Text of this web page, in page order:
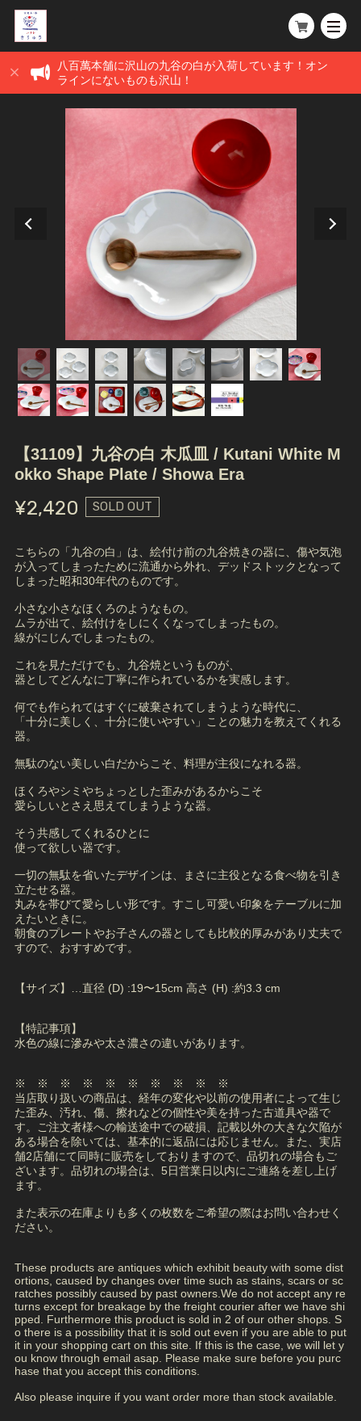
八百萬本舗に沢山の九谷の白が入荷しています！オン
ラインにないものも沢山！
【31109】九谷の白 木瓜皿 / Kutani White M
okko Shape Plate / Showa Era
¥2,420 SOLD OUT
こちらの「九谷の白」は、絵付け前の九谷焼きの器に、傷や気泡
が入ってしまったために流通から外れ、デッドストックとなって
しまった昭和30年代のものです。
小さな小さなほくろのようなもの。
ムラが出て、絵付けをしにくくなってしまったもの。
線がにじんでしまったもの。
これを見ただけでも、九谷焼というものが、
器としてどんなに丁寧に作られているかを実感します。
何でも作られてはすぐに破棄されてしまうような時代に、
「十分に美しく、十分に使いやすい」ことの魅力を教えてくれる
器。
無駄のない美しい白だからこそ、料理が主役になれる器。
ほくろやシミやちょっとした歪みがあるからこそ
愛らしいとさえ思えてしまうような器。
そう共感してくれるひとに
使って欲しい器です。
一切の無駄を省いたデザインは、まさに主役となる食べ物を引き
立たせる器。
丸みを帯びて愛らしい形です。すこし可愛い印象をテーブルに加
えたいときに。
朝食のプレートやお子さんの器としても比較的厚みがあり丈夫で
すので、おすすめです。
【サイズ】…直径 (D) :19〜15cm 高さ (H) :約3.3 cm
【特記事項】
水色の線に滲みや太さ濃さの違いがあります。
※ ※ ※ ※ ※ ※ ※ ※ ※ ※
当店取り扱いの商品は、経年の変化や以前の使用者によって生じ
た歪み、汚れ、傷、擦れなどの個性や美を持った古道具や器で
す。ご注文者様への輸送途中での破損、記載以外の大きな欠陥が
ある場合を除いては、基本的に返品には応じません。また、実店
舗2店舗にて同時に販売をしておりますので、品切れの場合もご
ざいます。品切れの場合は、5日営業日以内にご連絡を差し上げ
ます。
また表示の在庫よりも多くの枚数をご希望の際はお問い合わせく
ださい。
These products are antiques which exhibit beauty with some dist
ortions, caused by changes over time such as stains, scars or sc
ratches possibly caused by past owners.We do not accept any re
turns except for breakage by the freight courier after we have shi
pped. Furthermore this product is sold in 2 of our other shops. S
o there is a possibility that it is sold out even if you are able to put
it in your shopping cart on this site. If this is the case, we will let y
ou know through email asap. Please make sure before you purc
hase that you accept this conditions.
Also please inquire if you want order more than stock available.